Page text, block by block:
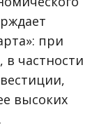
при
в частности
высоких